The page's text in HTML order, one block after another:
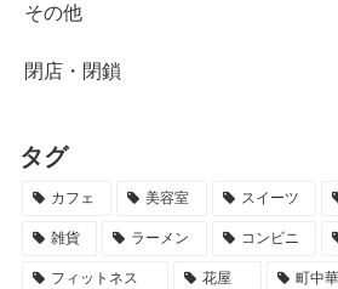
その他
閉店・閉鎖
タグ
カフェ 美容室 スイーツ
雑貨 ラーメン コンビニ
フィットネス 花屋 町中華